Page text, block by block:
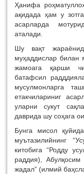
Ҳанифа
ақидада ҳам у
асарларда
аталади.
Шу вақт
муҳаддислар билан
жамоага қарши
батафсил
мусулмонларга
етакчилариниг
уларни сукут
даврида шу соҳага
Бунга мисол
муътазилийнинг
китобига “Родду
раддия), Абулқосим
жадал” (илмий